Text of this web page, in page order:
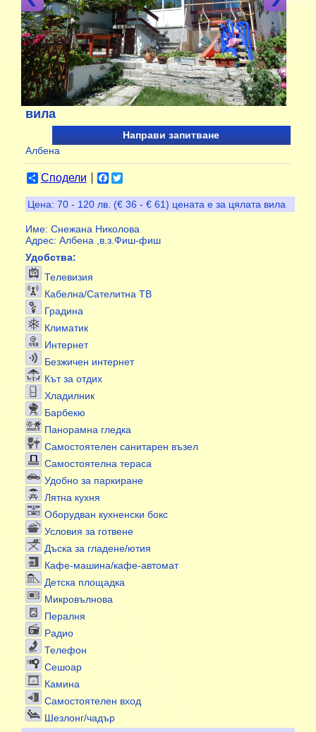
вила
Направи запитване
Албена
Сподели Facebook
Twitter
Цена: 70 - 120 лв. (€ 36 - € 61) цената е за цялата вила
Име: Снежана Николова
Адрес: Албена ,в.з.Фиш-фиш
Удобства:
Телевизия
Кабелна/Сателитна ТВ
Градина
Климатик
Интернет
Безжичен интернет
Кът за отдих
Хладилник
Барбекю
Панорамна гледка
Самостоятелен санитарен възел
Самостоятелна тераса
Удобно за паркиране
Лятна кухня
Оборудван кухненски бокс
Условия за готвене
Дъска за гладене/ютия
Кафе-машина/кафе-автомат
Детска площадка
Микровълнова
Пералня
Радио
Телефон
Сешоар
Камина
Самостоятелен вход
Шезлонг/чадър